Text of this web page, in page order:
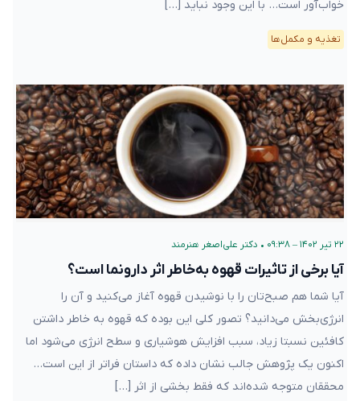
خواب‌آور است… با این وجود نباید […]
تغذیه و مکمل‌ها
۲۲ تیر ۱۴۰۲ – ۰۹:۳۸ • دکتر علی‌اصغر هنرمند
آیا برخی از تاثیرات قهوه به‌خاطر اثر دارونما است؟
آیا شما هم صبح‌تان را با نوشیدن قهوه آغاز می‌کنید و آن را
انرژی‌بخش می‌دانید؟ تصور کلی این بوده که قهوه به خاطر داشتن
کافئین نسبتا زیاد، سبب افزایش هوشیاری و سطح انرژی می‌شود اما
اکنون یک پژوهش جالب نشان داده که داستان فراتر از این است…
محققان متوجه‌ شده‌اند که فقط بخشی از اثر […]